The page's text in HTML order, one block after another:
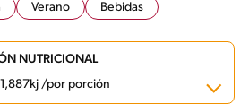
Verano Bebidas
NUTRICIONAL
/por porción